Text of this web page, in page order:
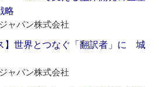
略
ャパン株式会社
】世界とつなぐ「翻訳者」に 城
ャパン株式会社